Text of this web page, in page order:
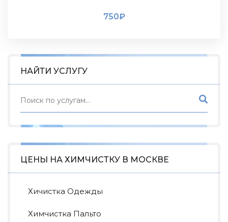
НАЙТИ УСЛУГУ
ЦЕНЫ НА ХИМЧИСТКУ В МОСКВЕ
Хичистка Одежды
Химчистка Пальто
750₽